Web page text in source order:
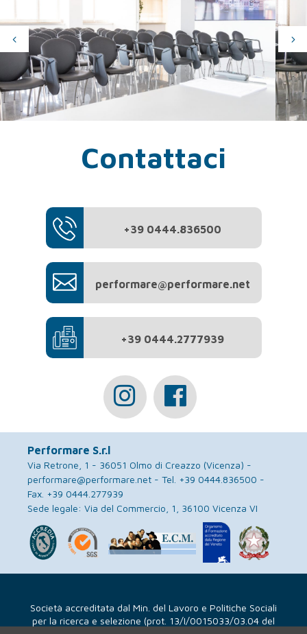
Contattaci
+39 0444.836500
performare@performare.net
+39 0444.2777939
Performare S.r.l
Via Retrone, 1 - 36051 Olmo di Creazzo (Vicenza) -
performare@performare.net - Tel. +39 0444.836500 -
Fax. +39 0444.277939
Sede legale: Via del Commercio, 1, 36100 Vicenza VI
Società accreditata dal Min. del Lavoro e Politiche Sociali
per la ricerca e selezione (prot. 13/I/0015033/03.04 del